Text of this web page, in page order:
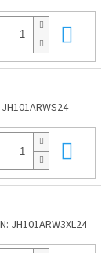
JH101ARWS24
JH101ARW3XL24